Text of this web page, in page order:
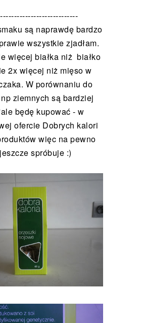
są naprawdę bardzo
wszystkie zjadłam.
więcej białka niż białko
2x więcej niż mięso w
W porównaniu do
ziemnych są bardziej
będę kupować - w
ofercie Dobrych kalori
więc na pewno
spróbuje :)